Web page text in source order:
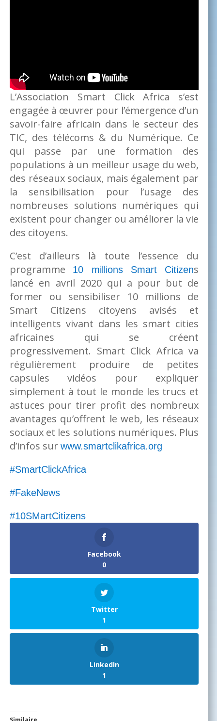
L’Association Smart Click Africa s’est
engagée à œuvrer pour l’émergence d’un
savoir-faire africain dans le secteur des
TIC, des télécoms & du Numérique. Ce
qui passe par une formation des
populations à un meilleur usage du web,
des réseaux sociaux, mais également par
la sensibilisation pour l’usage des
nombreuses solutions numériques qui
existent pour changer ou améliorer la vie
des citoyens.
C’est d’ailleurs là toute l’essence du
programme
10 millions Smart Citizens
lancé en avril 2020 qui a pour but de
former ou sensibiliser 10 millions de
Smart Citizens citoyens avisés et
intelligents vivant dans les smart cities
africaines qui se créent
progressivement. Smart Click Africa va
régulièrement produire de petites
capsules vidéos pour expliquer
simplement à tout le monde les trucs et
astuces pour tirer profit des nombreux
avantages qu’offrent le web, les réseaux
sociaux et les solutions numériques. Plus
d’infos sur www.smartclikafrica.org
#SmartClickAfrica
#FakeNews
#10SMartCitizens
Facebook
0
Twitter
1
LinkedIn
1